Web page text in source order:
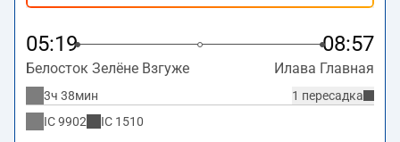
05:19 08:57
Белосток Зелёне Взгуже Илава Главная
1 пересадка
3ч 38мин
IC9902 IC 1510